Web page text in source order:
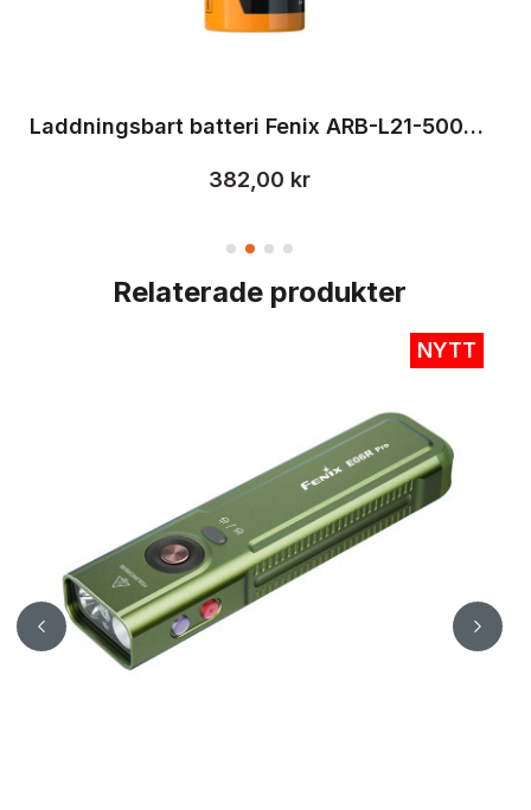
Laddningsbart batteri Fenix ARB-L21-5000 V2.0 21700, 5000 mAh
382,00 kr
Relaterade produkter
NYTT